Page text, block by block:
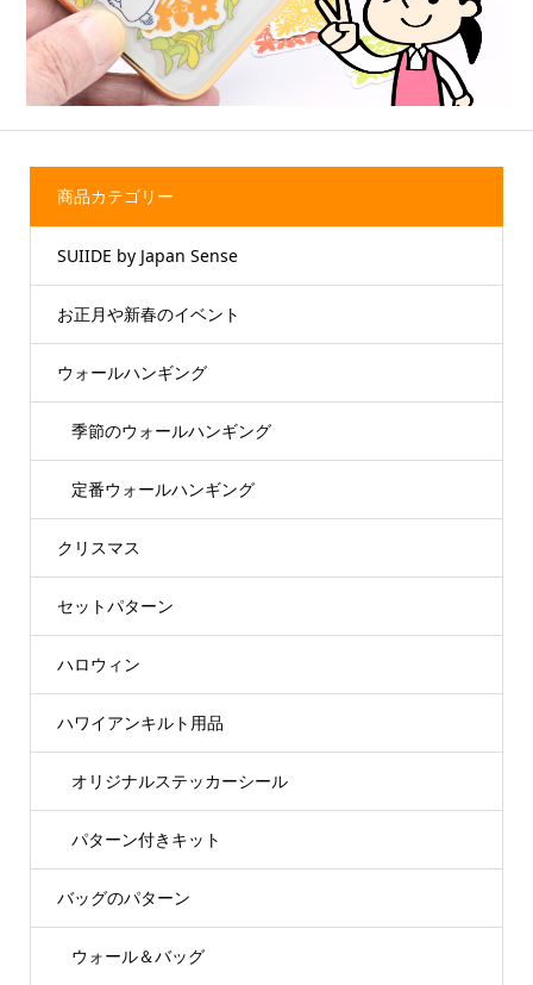
商品カテゴリー
SUIIDE by Japan Sense
お正月や新春のイベント
ウォールハンギング
季節のウォールハンギング
定番ウォールハンギング
クリスマス
セットパターン
ハロウィン
ハワイアンキルト用品
オリジナルステッカーシール
パターン付きキット
バッグのパターン
ウォール＆バッグ